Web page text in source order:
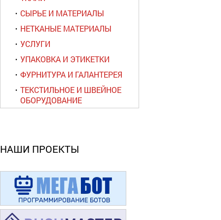
СЫРЬЕ И МАТЕРИАЛЫ
НЕТКАНЫЕ МАТЕРИАЛЫ
УСЛУГИ
УПАКОВКА И ЭТИКЕТКИ
ФУРНИТУРА И ГАЛАНТЕРЕЯ
ТЕКСТИЛЬНОЕ И ШВЕЙНОЕ
ОБОРУДОВАНИЕ
НАШИ ПРОЕКТЫ